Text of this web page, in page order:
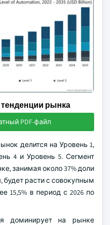
рынка
PDF-файл
делится на Уровень 1,
4 и Уровень 5. Сегмент
занимая около 37% доли
будет расти с совокупным
15,5% в период с 2026 по
доминирует на рынке